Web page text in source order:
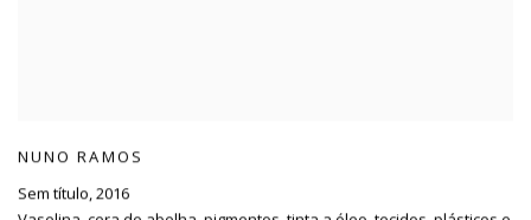
NUNO RAMOS
Sem título,2016